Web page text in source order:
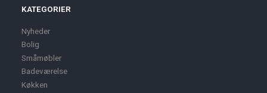
KATEGORIER
Nyheder
Bolig
Småmøbler
Badeværelse
Køkken